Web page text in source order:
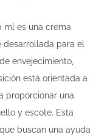
ml es una crema
para el
envejecimiento,
está orientada a
proporcionar una
y escote. Esta
buscan una ayuda